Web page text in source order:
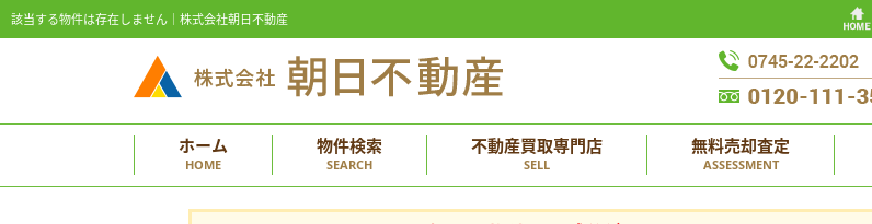
該当する物件は存在しません｜株式会社朝日不動産
ホーム
HOME
物件検索
SEARCH
不動産買取専門店
SELL
無料売却査定
ASSESSMENT